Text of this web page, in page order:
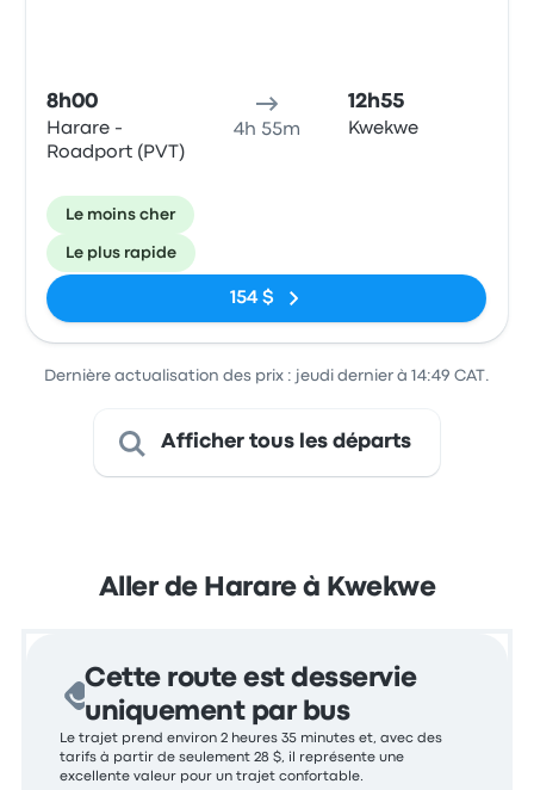
8h00
Harare -
Roadport (PVT)
4h 55m
12h55
Kwekwe
Le moins cher
Le plus rapide
154 $
Dernière actualisation des prix : jeudi dernier à 14:49 CAT.
Afficher tous les départs
Aller de Harare à Kwekwe
Cette route est desservie
uniquement par bus
Le trajet prend environ 2 heures 35 minutes et, avec des
tarifs à partir de seulement 28 $, il représente une
excellente valeur pour un trajet confortable.